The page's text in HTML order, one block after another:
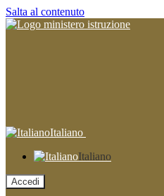
Salta al contenuto
Italiano
Italiano
Accedi